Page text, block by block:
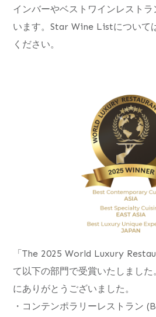
インバーやベストワインレスト
います。Star Wine Listについて
ください。
「The 2025 World Luxury
て以下の部門で受賞いたしまし
にありがとうございました。
・コンテンポラリーレストラン